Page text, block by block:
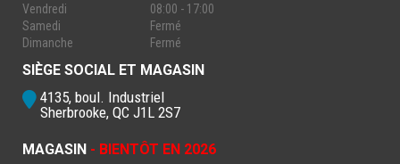
Vendredi
08:00 - 17:00
Samedi
Fermé
Dimanche
Fermé
SIÈGE SOCIAL ET MAGASIN
4135, boul. Industriel
Sherbrooke, QC J1L 2S7
MAGASIN - BIENTÔT EN 2026